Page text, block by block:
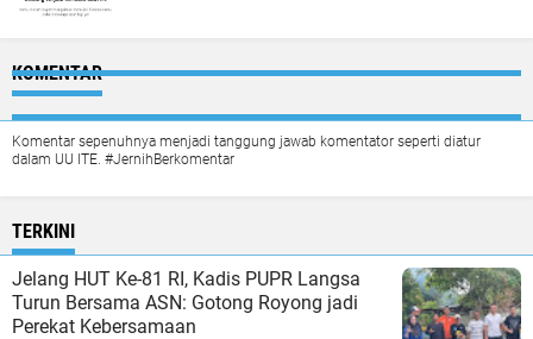
KOMENTAR
Komentar sepenuhnya menjadi tanggung jawab komentator seperti diatur
dalam UU ITE. #JernihBerkomentar
TERKINI
Jelang HUT Ke-81 RI, Kadis PUPR Langsa
Turun Bersama ASN: Gotong Royong jadi
Perekat Kebersamaan